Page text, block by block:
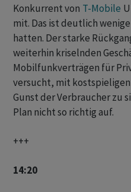
Konkurrent von T-Mobile
mit. Das ist deutlich
hatten. Der starke
weiterhin kriselnden
Mobilfunkverträgen für
versucht, mit
Gunst der Verbraucher zu
Plan nicht so richtig auf.
+++
14:20